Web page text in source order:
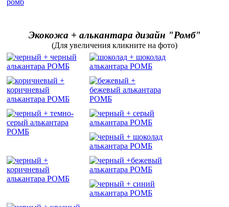
Экокожа + алькантара дизайн "Ромб"
(Для увеличения кликните на фото)